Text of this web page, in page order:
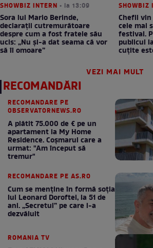
SHOWBIZ INTERN • la 13:09
Sora lui Mario Berinde,
declarații cutremurătoare
despre cum a fost fratele său
ucis: „Nu și-a dat seama că vor
să îl omoare”
SHOWBIZ
Chefii vin
cele mai
festival.
publicul
cuțite
VEZI MAI MULT
RECOMANDĂRI
RECOMANDARE PE
OBSERVATORNEWS.RO
A plătit 75.000 de € pe un
apartament la My Home
Residence. Coşmarul care a
urmat: "Am început să
tremur"
RECOMANDARE PE AS.RO
Cum se menţine în formă soţia
lui Leonard Doroftei, la 51 de
ani. „Secretul” pe care l-a
dezvăluit
ROMANIA TV